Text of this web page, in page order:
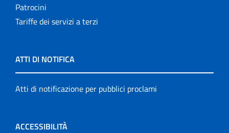
Patrocini
Tariffe dei servizi a terzi
ATTI DI NOTIFICA
Atti di notificazione per pubblici proclami
ACCESSIBILITÀ